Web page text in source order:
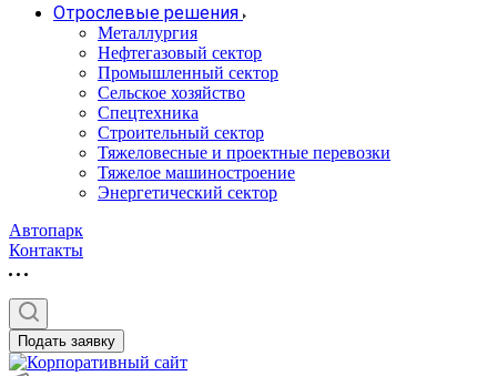
Отрослевые решения
Металлургия
Нефтегазовый сектор
Промышленный сектор
Сельское хозяйство
Спецтехника
Строительный сектор
Тяжеловесные и проектные перевозки
Тяжелое машиностроение
Энергетический сектор
Автопарк
Контакты
Подать заявку